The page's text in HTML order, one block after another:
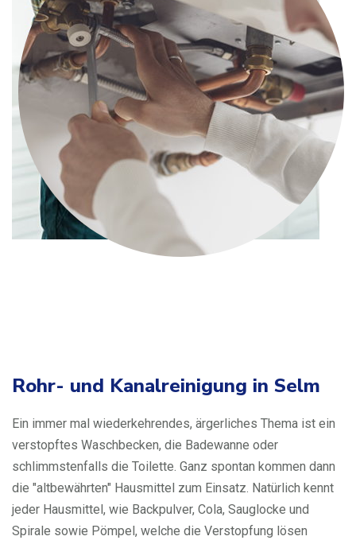
Rohr- und Kanalreinigung in Selm
Ein immer mal wiederkehrendes, ärgerliches Thema ist ein
verstopftes Waschbecken, die Badewanne oder
schlimmstenfalls die Toilette. Ganz spontan kommen dann
die "altbewährten" Hausmittel zum Einsatz. Natürlich kennt
jeder Hausmittel, wie Backpulver, Cola, Sauglocke und
Spirale sowie Pömpel, welche die Verstopfung lösen